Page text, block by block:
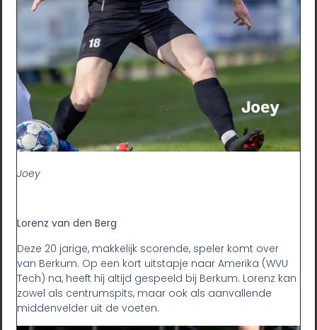
Joey
Lorenz van den Berg
Deze 20 jarige, makkelijk scorende, speler komt over
van Berkum. Op een kort uitstapje naar Amerika (WVU
Tech) na, heeft hij altijd gespeeld bij Berkum. Lorenz kan
zowel als centrumspits, maar ook als aanvallende
middenvelder uit de voeten.